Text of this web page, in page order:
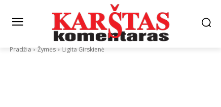
Pradžia Žymės Ligita Girskienė